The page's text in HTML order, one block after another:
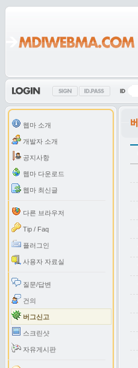
웹마 소개
개발자 소개
공지사항
웹마 다운로드
웹마 최신글
다른 브라우저
Tip / Faq
플러그인
사용자 자료실
질문/답변
건의
버그신고
스크린샷
자유게시판